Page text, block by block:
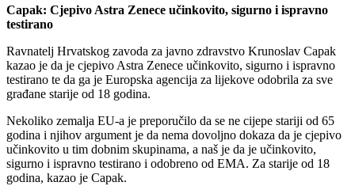
Capak: Cjepivo Astra Zenece učinkovito, sigurno i ispravno
testirano
Ravnatelj Hrvatskog zavoda za javno zdravstvo Krunoslav Capak
kazao je da je cjepivo Astra Zenece učinkovito, sigurno i ispravno
testirano te da ga je Europska agencija za lijekove odobrila za sve
građane starije od 18 godina.
Nekoliko zemalja EU-a je preporučilo da se ne cijepe stariji od 65
godina i njihov argument je da nema dovoljno dokaza da je cjepivo
učinkovito u tim dobnim skupinama, a naš je da je učinkovito,
sigurno i ispravno testirano i odobreno od EMA. Za starije od 18
godina, kazao je Capak.